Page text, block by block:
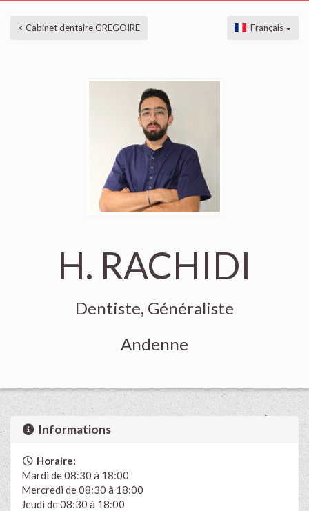
< Cabinet dentaire GREGOIRE Français
H. RACHIDI
Dentiste, Généraliste
Andenne
Informations
Horaire:
Mardi de 08:30 à 18:00
Mercredi de 08:30 à 18:00
Jeudi de 08:30 à 18:00